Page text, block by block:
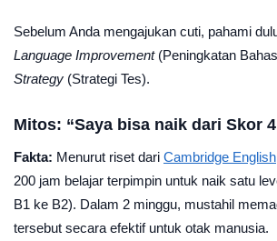
Sebelum Anda mengajukan cuti, pahami
Language Improvement(Peningkatan
Strategy (Strategi Tes).
Mitos: “Saya bisa naik dari Skor
Fakta: Menurut riset dari Cambridge English
200 jam belajar terpimpin untuk naik satu
B1 ke B2). Dalam 2 minggu, mustahil
tersebut secara efektif untuk otak manusia.